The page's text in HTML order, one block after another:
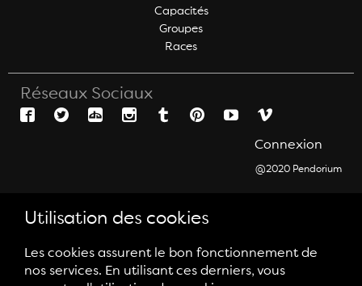
Capacités
Groupes
Races
Réseaux Sociaux
Connexion
@2020 Pendorium
Utilisation des cookies
Les cookies assurent le bon fonctionnement de
nos services. En utilisant ces derniers, vous